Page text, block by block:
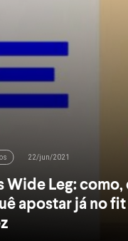
22/jun/2021
Wide Leg: como,
apostar já no